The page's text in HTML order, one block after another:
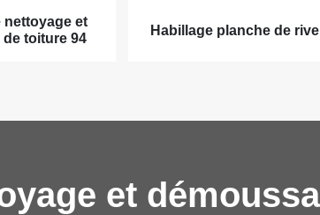
nettoyage et
toiture 94
Habillage planche de
et